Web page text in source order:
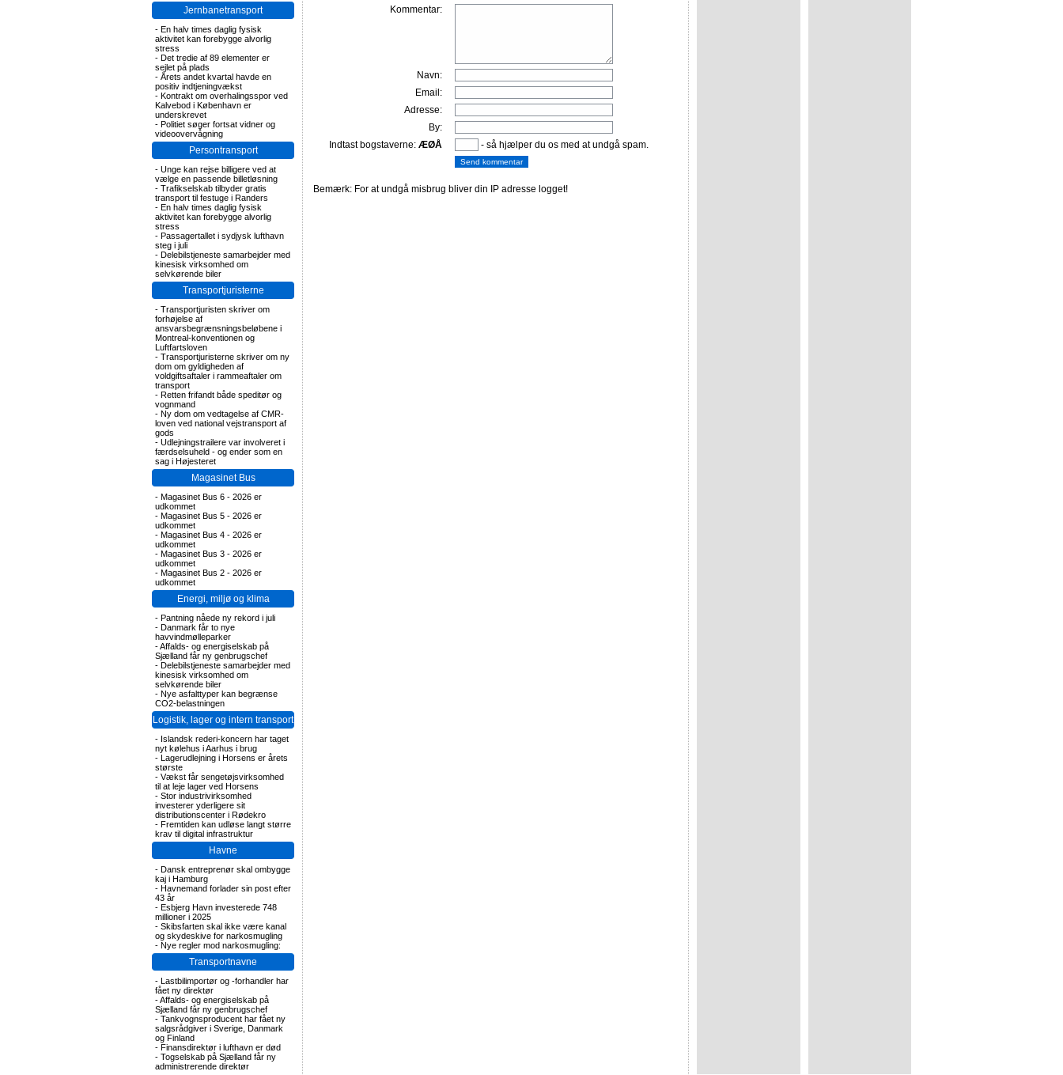
Jernbanetransport
- En halv times daglig fysisk
aktivitet kan forebygge alvorlig
stress
- Det tredie af 89 elementer er
sejlet på plads
- Årets andet kvartal havde en
positiv indtjeningvækst
- Kontrakt om overhalingsspor ved
Kalvebod i København er
underskrevet
- Politiet søger fortsat vidner og
videoovervågning
Persontransport
- Unge kan rejse billigere ved at
vælge en passende billetløsning
- Trafikselskab tilbyder gratis
transport til festuge i Randers
- En halv times daglig fysisk
aktivitet kan forebygge alvorlig
stress
- Passagertallet i sydjysk lufthavn
steg i juli
- Delebilstjeneste samarbejder med
kinesisk virksomhed om
selvkørende biler
Transportjuristerne
- Transportjuristen skriver om
forhøjelse af
ansvarsbegrænsningsbeløbene i
Montreal-konventionen og
Luftfartsloven
- Transportjuristerne skriver om ny
dom om gyldigheden af
voldgiftsaftaler i rammeaftaler om
transport
- Retten frifandt både speditør og
vognmand
- Ny dom om vedtagelse af CMR-
loven ved national vejstransport af
gods
- Udlejningstrailere var involveret i
færdselsuheld - og ender som en
sag i Højesteret
Magasinet Bus
- Magasinet Bus 6 - 2026 er
udkommet
- Magasinet Bus 5 - 2026 er
udkommet
- Magasinet Bus 4 - 2026 er
udkommet
- Magasinet Bus 3 - 2026 er
udkommet
- Magasinet Bus 2 - 2026 er
udkommet
Energi, miljø og klima
- Pantning nåede ny rekord i juli
- Danmark får to nye
havvindmølleparker
-Affalds- og energiselskab på
Sjælland får ny genbrugschef
- Delebilstjeneste samarbejder med
kinesisk virksomhed om
selvkørende biler
- Nye asfalttyper kan begrænse
CO2-belastningen
Logistik, lager og intern transport
- Islandsk rederi-koncern har taget
nyt kølehus i Aarhus i brug
- Lagerudlejning i Horsens er årets
største
- Vækst får sengetøjsvirksomhed
til at leje lager ved Horsens
- Stor industrivirksomhed
investerer yderligere sit
distributionscenter i Rødekro
- Fremtiden kan udløse langt større
krav til digital infrastruktur
Havne
- Dansk entreprenør skal ombygge
kaj i Hamburg
- Havnemand forlader sin post efter
43 år
- Esbjerg Havn investerede 748
millioner i 2025
- Skibsfarten skal ikke være kanal
og skydeskive for narkosmugling
- Nye regler mod narkosmugling:
Transportnavne
- Lastbilimportør og -forhandler har
fået ny direktør
-Affalds- og energiselskab på
Sjælland får ny genbrugschef
- Tankvognsproducent har fået ny
salgsrådgiver i Sverige, Danmark
og Finland
- Finansdirektør i lufthavn er død
- Togselskab på Sjælland får ny
administrerende direktør
Kommentar:
Navn:
Email:
Adresse:
By:
Indtast bogstaverne: ÆØÅ - så hjælper du os med at undgå spam.
Bemærk: For at undgå misbrug bliver din IP adresse logget!